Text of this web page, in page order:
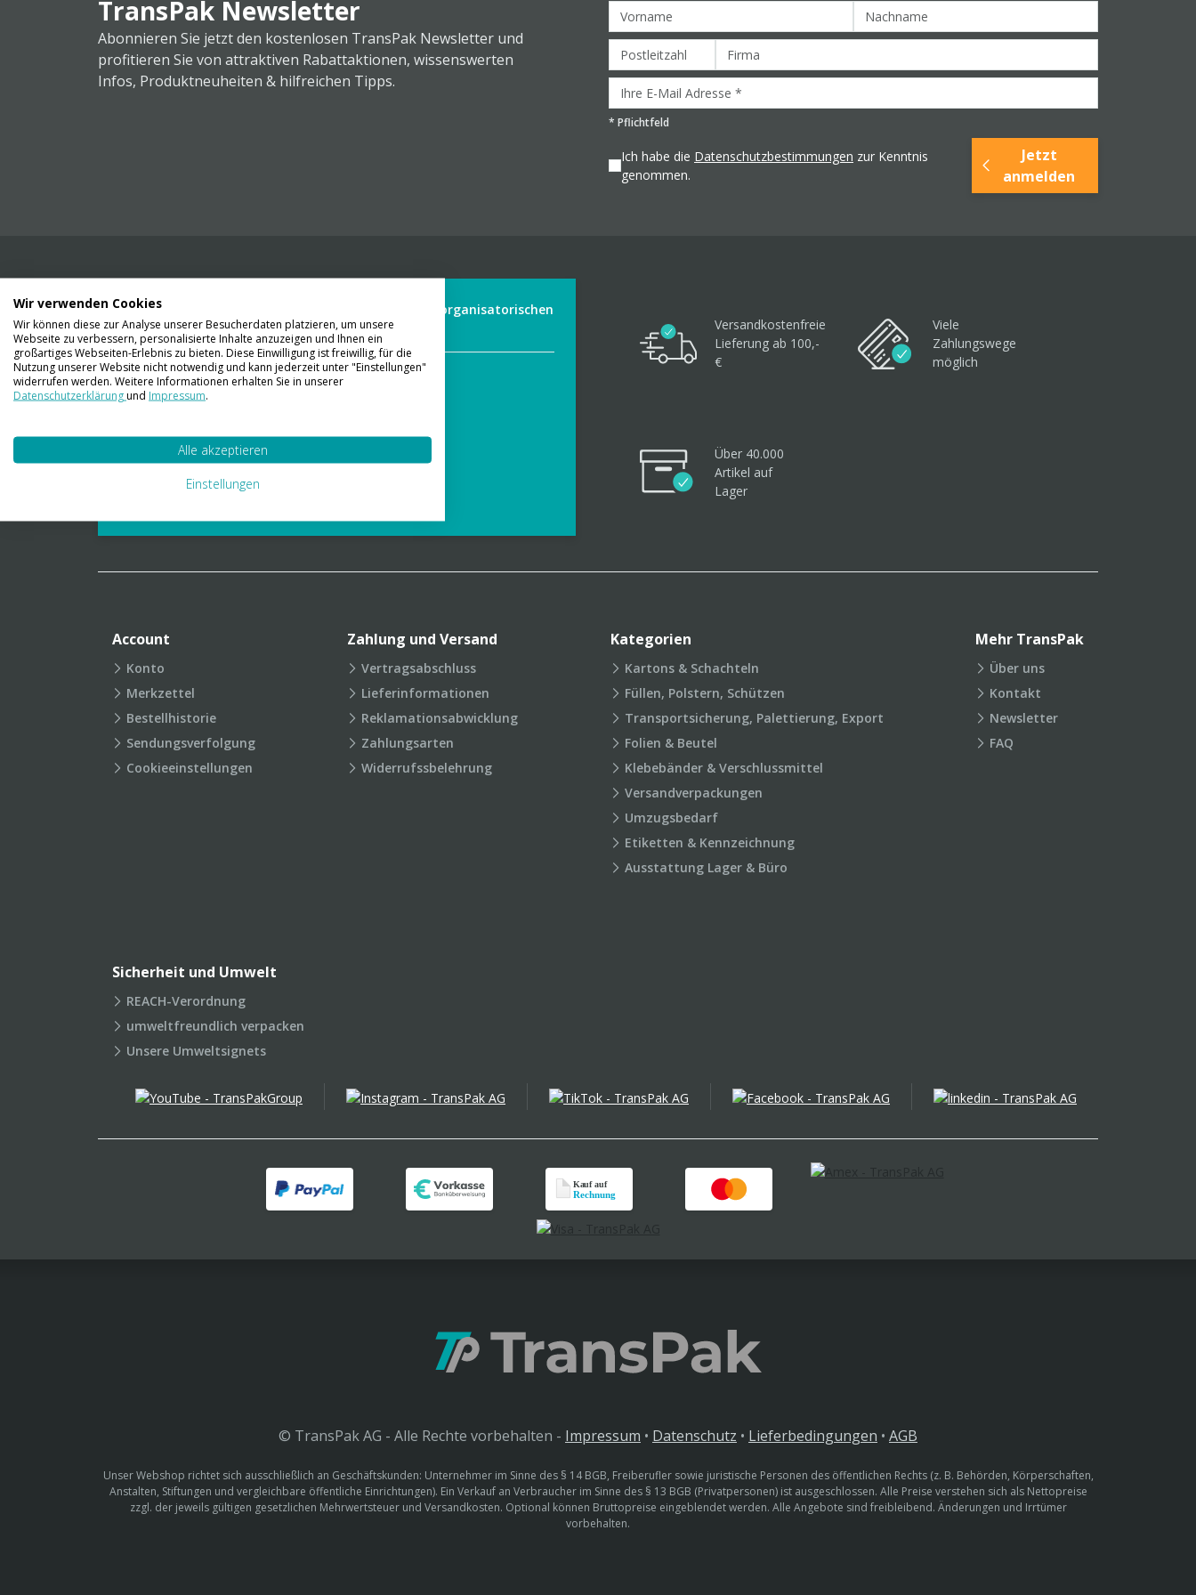
TransPak Newsletter
Abonnieren Sie jetzt den kostenlosen TransPak Newsletter und
profitieren Sie von attraktiven Rabattaktionen, wissenswerten
Infos, Produktneuheiten & hilfreichen Tipps.
* Pflichtfeld
Ich habe die Datenschutzbestimmungen zur Kenntnis
genommen.
Jetzt
anmelden
Wir liefern Ihnen Ihre Ware. Abholung ist leider aus organisatorischen
Gründen nicht möglich.
Kontaktieren Sie uns
01 23 06 03 888
info@transpak.at
Verpackungslexikon
Versandkostenfreie
Lieferung ab 100,-
€
Viele
Zahlungswege
möglich
Über 40.000
Artikel auf
Lager
Account
Konto
Merkzettel
Bestellhistorie
Sendungsverfolgung
Cookieeinstellungen
Zahlung und Versand
Vertragsabschluss
Lieferinformationen
Reklamationsabwicklung
Zahlungsarten
Widerrufssbelehrung
Kategorien
Kartons & Schachteln
Füllen, Polstern, Schützen
Transportsicherung, Palettierung, Export
Folien & Beutel
Klebebänder & Verschlussmittel
Versandverpackungen
Umzugsbedarf
Etiketten & Kennzeichnung
Ausstattung Lager & Büro
Mehr TransPak
Über uns
Kontakt
Newsletter
FAQ
Sicherheit und Umwelt
REACH-Verordnung
umweltfreundlich verpacken
Unsere Umweltsignets
© TransPak AG - Alle Rechte vorbehalten - Impressum • Datenschutz • Lieferbedingungen • AGB
Unser Webshop richtet sich ausschließlich an Geschäftskunden: Unternehmer im Sinne des § 14 BGB, Freiberufler sowie juristische Personen des öffentlichen Rechts (z. B. Behörden, Körperschaften,
Anstalten, Stiftungen und vergleichbare öffentliche Einrichtungen). Ein Verkauf an Verbraucher im Sinne des § 13 BGB (Privatpersonen) ist ausgeschlossen. Alle Preise verstehen sich als Nettopreise
zzgl. der jeweils gültigen gesetzlichen Mehrwertsteuer und Versandkosten. Optional können Bruttopreise eingeblendet werden. Alle Angebote sind freibleibend. Änderungen und Irrtümer
vorbehalten.
Wir verwenden Cookies
Wir können diese zur Analyse unserer Besucherdaten platzieren, um unsere
Webseite zu verbessern, personalisierte Inhalte anzuzeigen und Ihnen ein
großartiges Webseiten-Erlebnis zu bieten. Diese Einwilligung ist freiwillig, für die
Nutzung unserer Website nicht notwendig und kann jederzeit unter "Einstellungen"
widerrufen werden. Weitere Informationen erhalten Sie in unserer
Datenschutzerklärungund Impressum.
Alle akzeptieren
Einstellungen